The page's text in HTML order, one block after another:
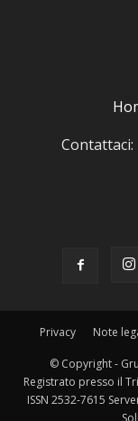
Contattaci:
Privacy Note
© Copyright -
Registrato presso il
ISSN 2532-7615